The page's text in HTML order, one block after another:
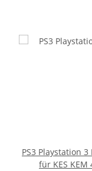
PS3 Playstation
für KES KEM